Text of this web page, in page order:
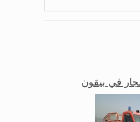
في بيقون